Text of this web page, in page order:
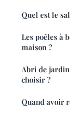
Quel est le
Les poêles à
maison ?
Abri de
choisir ?
Quand avoir